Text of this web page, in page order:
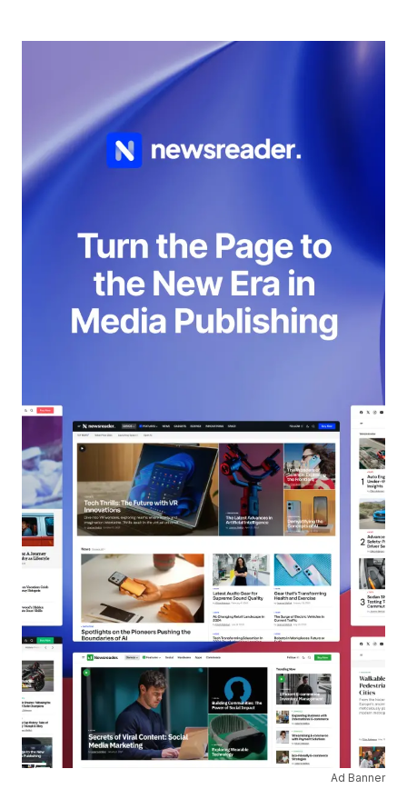
Ad Banner